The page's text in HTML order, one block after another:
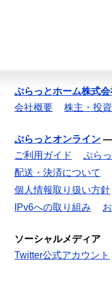
ぷらっとホーム株式会
会社概要
株主・投
ぷらっとオンライン —
ご利用ガイド
ぷら
配送・決済について
個人情報取り扱い方針
IPv6への取り組み
ソーシャルメディア
Twitter公式アカウント